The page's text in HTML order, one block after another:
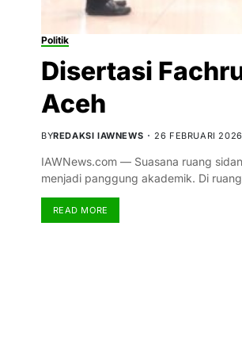
Politik
Disertasi
Aceh
BYREDAKSI IAWNEWS 26 FEBRUARI 2026
IAWNews.com — Suasana ruang
menjadi panggung akademik. Di
READ MORE